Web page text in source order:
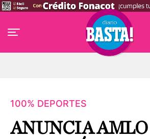
100% DEPORTES
ANUNCIA